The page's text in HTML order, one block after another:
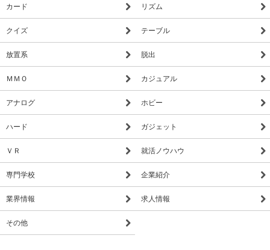
カード リズム
クイズ テーブル
放置系 脱出
ＭＭＯ カジュアル
アナログ ホビー
ハード ガジェット
ＶＲ 就活ノウハウ
専門学校 企業紹介
業界情報 求人情報
その他